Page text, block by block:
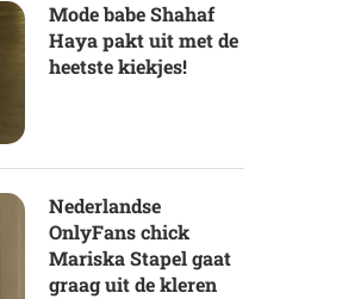
Mode babe Shahaf
Haya pakt uit met de
heetste kiekjes!
Nederlandse
OnlyFans chick
Mariska Stapel gaat
graag uit de kleren